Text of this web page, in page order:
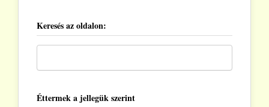
Keresés az oldalon:
Éttermek a jellegük szerint